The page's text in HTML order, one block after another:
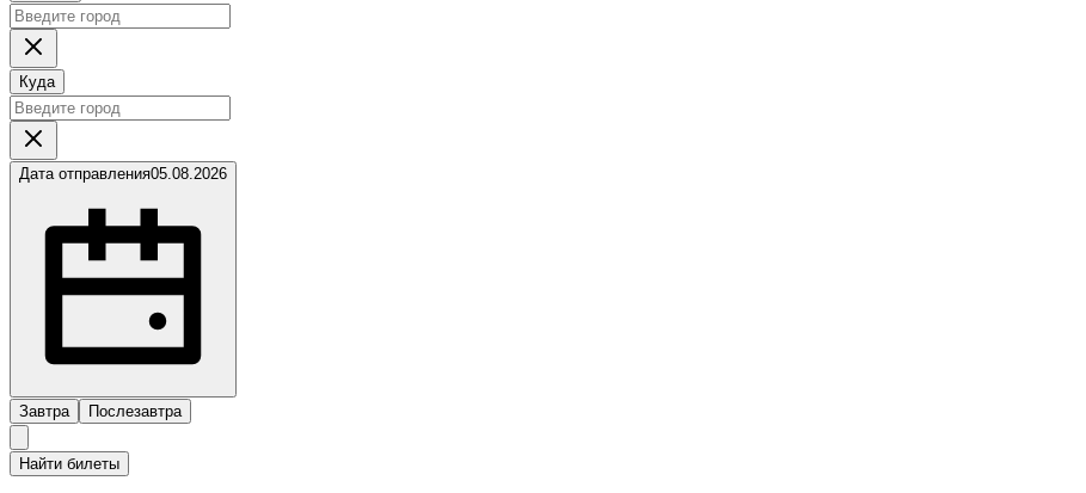
Куда
Дата отправления05.08.2026
Завтра Послезавтра
Найти билеты